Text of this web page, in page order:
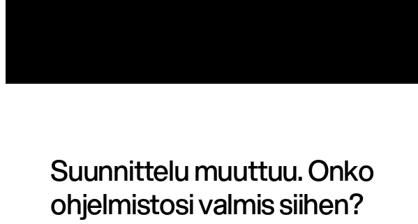
Suunnittelu muuttuu. Onko
ohjelmistosi valmis siihen?